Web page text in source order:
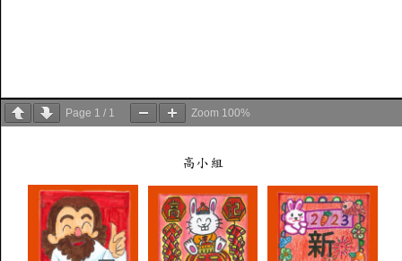
Page 1 / 1 Zoom 100%